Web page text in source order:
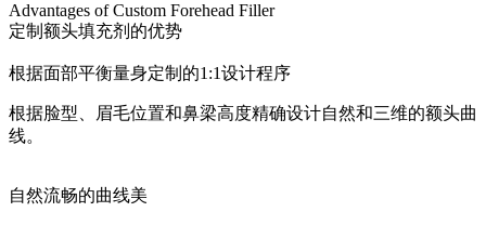
Advantages of Custom Forehead Filler
定制额头填充剂的优势
根据面部平衡量身定制的1:1设计程序
根据脸型、眉毛位置和鼻梁高度精确设计自然和三维的额头曲
线。
自然流畅的曲线美